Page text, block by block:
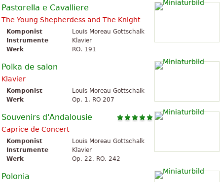
Pastorella e Cavalliere
The Young Shepherdess and The Knight
Komponist
Louis Moreau Gottschalk
Instrumente
Klavier
Werk
RO. 191
Polka de salon
Klavier
Komponist
Louis Moreau Gottschalk
Werk
Op. 1, RO 207
Souvenirs d'Andalousie
Caprice de Concert
Komponist
Louis Moreau Gottschalk
Instrumente
Klavier
Werk
Op. 22, RO. 242
Polonia